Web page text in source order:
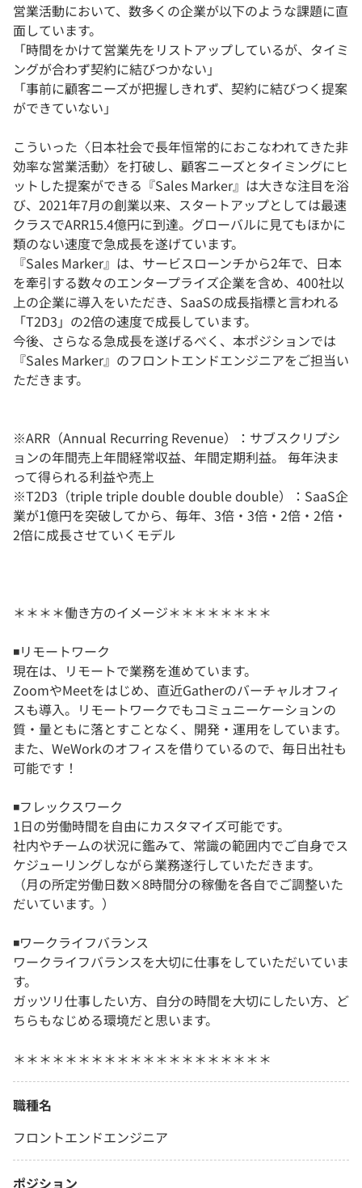
営業活動において、数多くの企業が以下のような課題に直
面しています。
「時間をかけて営業先をリストアップしているが、タイミ
ングが合わず契約に結びつかない」
「事前に顧客ニーズが把握しきれず、契約に結びつく提案
ができていない」
こういった〈日本社会で長年恒常的におこなわれてきた非
効率な営業活動〉を打破し、顧客ニーズとタイミングにヒ
ットした提案ができる『Sales Marker』は大きな注目を浴
び、2021年7月の創業以来、スタートアップとしては最速
クラスでARR15.4億円に到達。グローバルに見てもほかに
類のない速度で急成長を遂げています。
『Sales Marker』は、サービスローンチから2年で、日本
を牽引する数々のエンタープライズ企業を含め、400社以
上の企業に導入をいただき、SaaSの成長指標と言われる
「T2D3」の2倍の速度で成長しています。
今後、さらなる急成長を遂げるべく、本ポジションでは
『Sales Marker』のフロントエンドエンジニアをご担当い
ただきます。
※ARR（Annual Recurring Revenue）：サブスクリプシ
ョンの年間売上年間経常収益、年間定期利益。 毎年決ま
って得られる利益や売上
※T2D3（triple triple double double double）：SaaS企
業が1億円を突破してから、毎年、3倍・3倍・2倍・2倍・
2倍に成長させていくモデル
＊＊＊＊働き方のイメージ＊＊＊＊＊＊＊＊
◾️リモートワーク
現在は、リモートで業務を進めています。
ZoomやMeetをはじめ、直近Gatherのバーチャルオフィ
スも導入。リモートワークでもコミュニーケーションの
質・量ともに落とすことなく、開発・運用をしています。
また、WeWorkのオフィスを借りているので、毎日出社も
可能です！
◾️フレックスワーク
1日の労働時間を自由にカスタマイズ可能です。
社内やチームの状況に鑑みて、常識の範囲内でご自身でス
ケジューリングしながら業務遂行していただきます。
（月の所定労働日数×8時間分の稼働を各自でご調整いた
だいています。）
◾️ワークライフバランス
ワークライフバランスを大切に仕事をしていただいていま
す。
ガッツリ仕事したい方、自分の時間を大切にしたい方、ど
ちらもなじめる環境だと思います。
＊＊＊＊＊＊＊＊＊＊＊＊＊＊＊＊＊＊＊＊
職種名
フロントエンドエンジニア
ポジション